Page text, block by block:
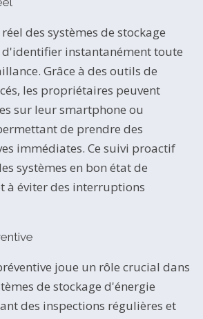
des systèmes de stockage
instantanément toute
Grâce à des outils de
les propriétaires peuvent
sur leur smartphone ou
de prendre des
immédiates. Ce suivi proactif
systèmes en bon état de
à éviter des interruptions
joue un rôle crucial dans
de stockage d'énergie
des inspections régulières et